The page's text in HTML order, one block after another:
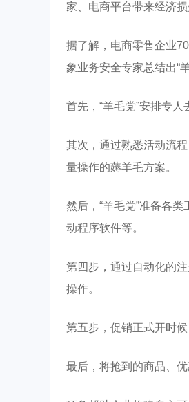
家、电商平台带来经济损
据了解，电商零售企业
象业务安全专家总结出“
首先，“羊毛党”安排专
其次，通过熟悉活动流
量操作的薅羊毛方案。
然后，“羊毛党”准备各
动程序软件等。
第四步，通过自动化的
操作。
第五步，促销正式开时
最后，将抢到的商品、